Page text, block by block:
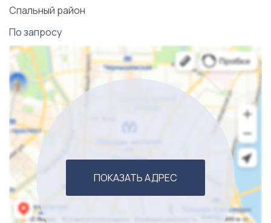
работы.
Спальный район
По запросу
ПОКАЗАТЬ АДРЕС